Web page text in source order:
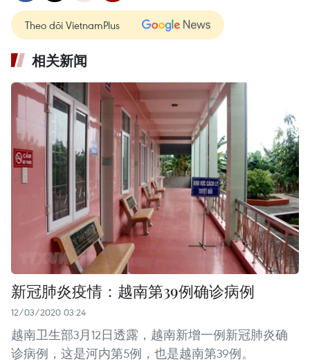
Theo dõi VietnamPlus
相关新闻
新冠肺炎疫情：越南第39例确诊病例
12/03/2020 03:24
越南卫生部3月12日透露，越南新增一例新冠肺炎确
诊病例，这是河内第5例，也是越南第39例。